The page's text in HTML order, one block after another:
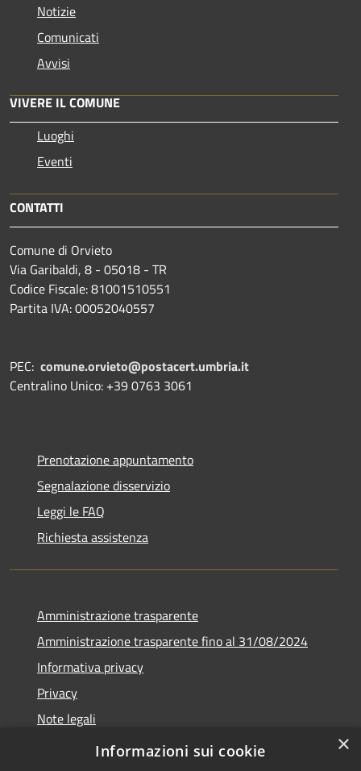
Notizie
Comunicati
Avvisi
VIVERE IL COMUNE
Luoghi
Eventi
CONTATTI
Comune di Orvieto
Via Garibaldi, 8 - 05018 - TR
Codice Fiscale: 81001510551
Partita IVA: 00052040557
PEC: comune.orvieto@postacert.umbria.it
Centralino Unico: +39 0763 3061
Prenotazione appuntamento
Segnalazione disservizio
Leggi le FAQ
Richiesta assistenza
Amministrazione trasparente
Amministrazione trasparente fino al 31/08/2024
Informativa privacy
Privacy
Note legali
Dichiarazione di accessibilità
×
Informazioni sui cookie